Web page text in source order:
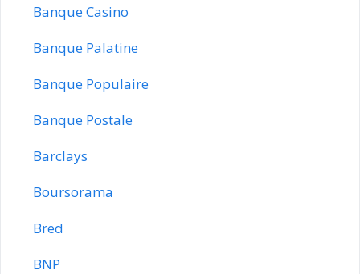
Banque Casino
Banque Palatine
Banque Populaire
Banque Postale
Barclays
Boursorama
Bred
BNP